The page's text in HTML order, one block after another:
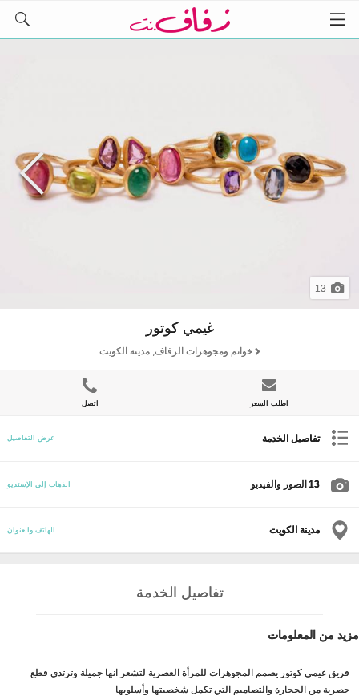
13
غيمي كوتور
خواتم ومجوهرات الزفاف, مدينة الكويت
اطلب السعر اتصل
تفاصيل الخدمة عرض التفاصيل
13 الصور والفيديو الذهاب إلى الإستديو
مدينة الكويت الهاتف والعنوان
تفاصيل الخدمة
مزيد من المعلومات
فريق غيمي كوتور يصمم المجوهرات للمرأة العصرية لتشعر انها جميلة وترتدي قطع
حصرية من الحجارة والتصاميم التي تكمل شخصيتها وأسلوبها